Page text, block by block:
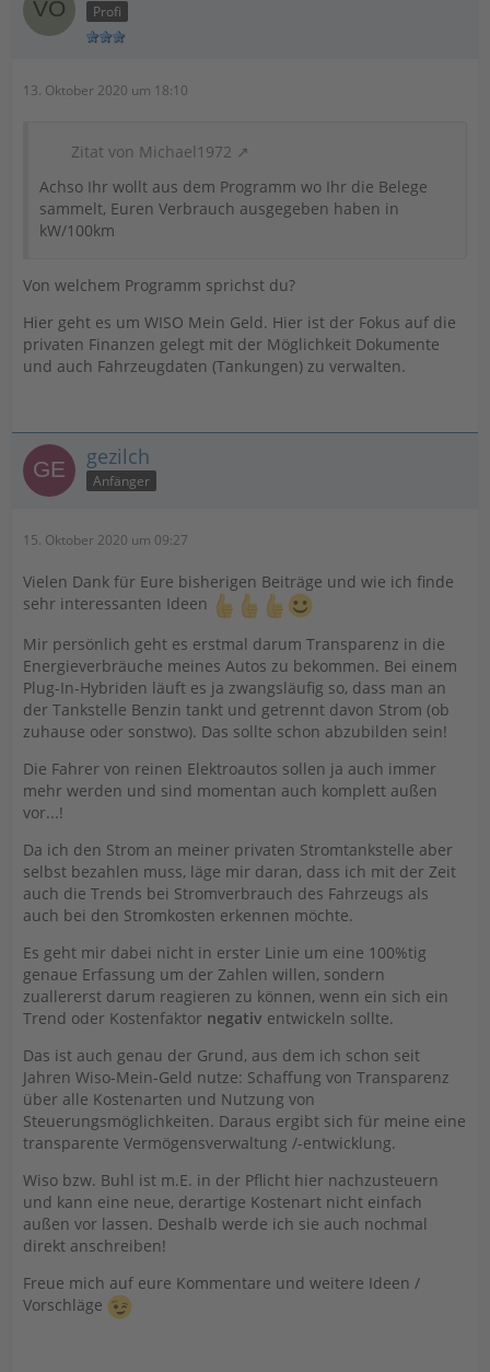
Profi
13. Oktober 2020 um 18:10
Zitat von Michael1972
Achso Ihr wollt aus dem Programm wo Ihr die Belege
sammelt, Euren Verbrauch ausgegeben haben in
kW/100km
Von welchem Programm sprichst du?
Hier geht es um WISO Mein Geld. Hier ist der Fokus auf die
privaten Finanzen gelegt mit der Möglichkeit Dokumente
und auch Fahrzeugdaten (Tankungen) zu verwalten.
gezilch
Anfänger
15. Oktober 2020 um 09:27
Vielen Dank für Eure bisherigen Beiträge und wie ich finde
sehr interessanten Ideen
Mir persönlich geht es erstmal darum Transparenz in die
Energieverbräuche meines Autos zu bekommen. Bei einem
Plug-In-Hybriden läuft es ja zwangsläufig so, dass man an
der Tankstelle Benzin tankt und getrennt davon Strom (ob
zuhause oder sonstwo). Das sollte schon abzubilden sein!
Die Fahrer von reinen Elektroautos sollen ja auch immer
mehr werden und sind momentan auch komplett außen
vor...!
Da ich den Strom an meiner privaten Stromtankstelle aber
selbst bezahlen muss, läge mir daran, dass ich mit der Zeit
auch die Trends bei Stromverbrauch des Fahrzeugs als
auch bei den Stromkosten erkennen möchte.
Es geht mir dabei nicht in erster Linie um eine 100%tig
genaue Erfassung um der Zahlen willen, sondern
zuallererst darum reagieren zu können, wenn ein sich ein
Trend oder Kostenfaktor negativ entwickeln sollte.
Das ist auch genau der Grund, aus dem ich schon seit
Jahren Wiso-Mein-Geld nutze: Schaffung von Transparenz
über alle Kostenarten und Nutzung von
Steuerungsmöglichkeiten. Daraus ergibt sich für meine eine
transparente Vermögensverwaltung /-entwicklung.
Wiso bzw. Buhl ist m.E. in der Pflicht hier nachzusteuern
und kann eine neue, derartige Kostenart nicht einfach
außen vor lassen. Deshalb werde ich sie auch nochmal
direkt anschreiben!
Freue mich auf eure Kommentare und weitere Ideen /
Vorschläge